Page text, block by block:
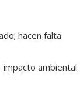
hacen falta
ambiental